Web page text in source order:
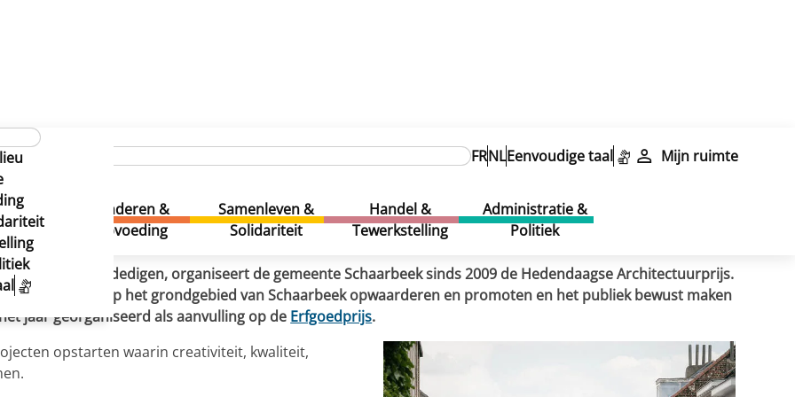
FRNLEenvoudige taal Mijn ruimte
&
Kinderen &
Opvoeding
Samenleven &
Solidariteit
Handel &
Tewerkstelling
Administratie &
Politiek
Architectuurprijs
Architectuurprijs
en verdedigen, organiseert de gemeente Schaarbeek sinds 2009 de Hedendaagse Architectuurprijs.
bouwwerken op het grondgebied van Schaarbeek opwaarderen en promoten en het publiek bewust maken
jaar georganiseerd als aanvulling op de Erfgoedprijs.
opstarten waarin creativiteit, kwaliteit,